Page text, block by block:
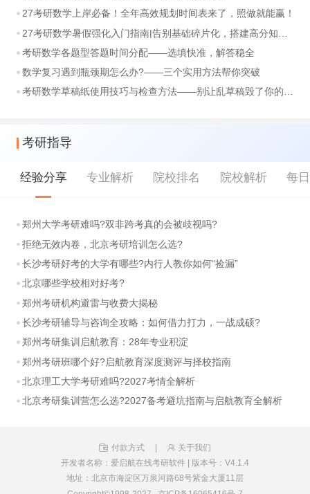
27考研数学上岸必备！全年高效规划时间表来了，照做就能赢！
27考研数学暑假强化入门指南|告别基础碎片化，搭建高分知识体系
考研数学各题型答题时间分配——选填快准，解答稳全
数学复习遇到瓶颈期怎么办?——三个实用方法帮你突破
考研数学草稿纸使用技巧与检查方法——别让乱草稿毁了你的分数
考研指导
经验分享 专业解析 院校排名 院校解析 每
郑州大学考研难吗?双非跨考真的会被歧视吗?
拒绝无效内卷，北京考研培训怎么选?
长沙考研好考的大学有哪些?内行人教你如何“捡漏”
北京哪些学校相对好考?
郑州考研机构避雷与收费大揭秘
长沙考研辅导与咨询全攻略：如何借力打力，一战成硕?
郑州考研集训启航教育：28年专业积淀
郑州考研班哪个好?启航教育深度测评与择校指南
北京理工大学考研难吗?2027考情全解析
北京考研集训营怎么选?2027备考避坑指南与启航教育全解析
付款方式 |
关于我们
开发者名称：爱启航在线考研软件
版本号：V4.1.4
地址：北京市海淀区万泉河路68号紫金大厦11层